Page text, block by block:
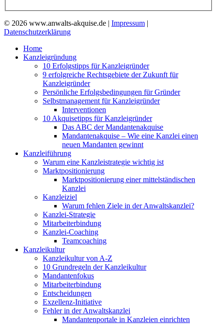
© 2026 www.anwalts-akquise.de | Impressum |
Datenschutzerklärung
Home
Kanzleigründung
10 Erfolgstipps für Kanzleigründer
9 erfolgreiche Rechtsgebiete der Zukunft für
Kanzleigründer
Persönliche Erfolgsbedingungen für Gründer
Selbstmanagement für Kanzleigründer
Interventionen
10 Akquisetipps für Kanzleigründer
Das ABC der Mandantenakquise
Mandantenakquise – Wie eine Kanzlei einen
neuen Mandanten gewinnt
Kanzleiführung
Warum eine Kanzleistrategie wichtig ist
Marktpositionierung
Marktpositionierung einer mittelständischen
Kanzlei
Kanzleiziel
Warum fehlen Ziele in der Anwaltskanzlei?
Kanzlei-Strategie
Mitarbeiterbindung
Kanzlei-Coaching
Teamcoaching
Kanzleikultur
Kanzleikultur von A-Z
10 Grundregeln der Kanzleikultur
Mandantenfokus
Mitarbeiterbindung
Entscheidungen
Exzellenz-Initiative
Fehler in der Anwaltskanzlei
Mandantenportale in Kanzleien einrichten